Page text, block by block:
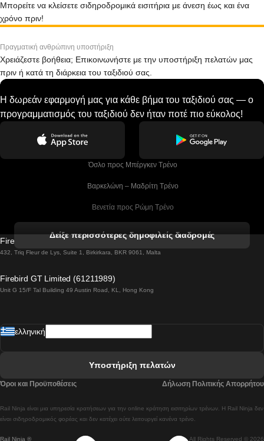
Μπορείτε να κλείσετε σιδηροδρομικά εισιτήρια με άνεση έως και ένα
χρόνο πριν!
Πραγματική ανθρώπινη υποστήριξη
Χρειάζεστε βοήθεια; Επικοινωνήστε με την υποστήριξη πελατών μας
πριν ή κατά τη διάρκεια του ταξιδιού σας.
Η δωρεάν εφαρμογή μας για κάθε βήμα του ταξιδιού σας — ο
προγραμματισμός του ταξιδιού δεν ήταν ποτέ πιο εύκολος!
Όσλο προς Μπέργκεν Tρένο
Βαρκελώνη – Μαδρίτη Tρένο
Βενετία προς Ρώμη Τρένο
Βιέννη προς Σάλτσμπουργκ Τρένα
Βουδαπέστη προς Πράγα Tρένο
Λισαβόνα προς Λάγος Tρένο
Δείξε περισσότερες δημοφιλείς διαδρομές
Firebird GT Limited (OC 1451)
432, Triq Fleur de Lys, Suite 1, Birkirkara, BKR 9061, Malta
Firebird GT Limited (61211989)
Unit G 15/F Tal Building 49 Austin Road, KL, Hong Kong
Rail Ninja ® All Rights Reserved © 2026
Rail Ninja είναι μια υπηρεσία κρατήσεων για την online κράτηση εισιτηρίων τρένων. Η Rail Ninja δεν
είναι σιδηροδρομικός φορέας και δεν κατέχει ούτε λειτουργεί κανένα τρένο.
ελληνική
Υποστήριξη πελατών
Όροι και Προϋποθέσεις Δήλωση Πολιτικής Απορρήτου